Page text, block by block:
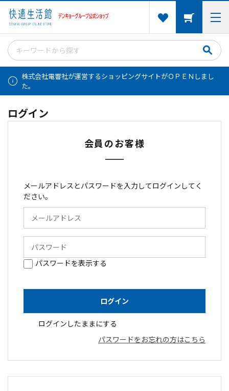
株式会社電響社が運営するショッピングサイトがＯＰＥＮしまし
た。
ログイン
会員のお客様
メールアドレスとパスワードを入力してログインしてく
ださい。
パスワードを表示する
ログインしたままにする
パスワードをお忘れの方はこちら